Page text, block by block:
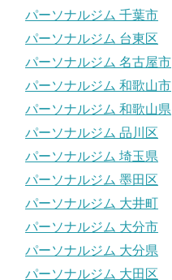
パーソナルジム 千葉市
パーソナルジム 台東区
パーソナルジム 名古屋市
パーソナルジム 和歌山市
パーソナルジム 和歌山県
パーソナルジム 品川区
パーソナルジム 埼玉県
パーソナルジム 墨田区
パーソナルジム 大井町
パーソナルジム 大分市
パーソナルジム 大分県
パーソナルジム 大田区